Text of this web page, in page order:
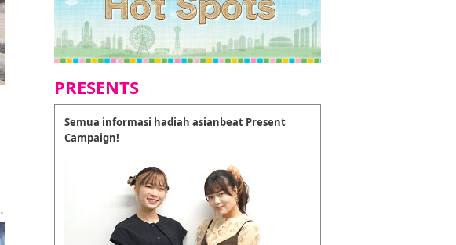
PRESENTS
Semua informasi hadiah asianbeat Present
Campaign!